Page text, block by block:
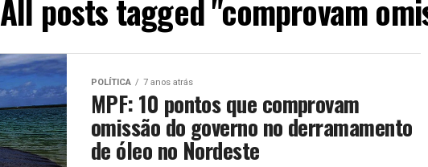
All posts tagged "comprovam
POLÍTICA 7 anos atrás
MPF: 10 pontos que comprovam
omissão do governo no derramamento
de óleo no Nordeste